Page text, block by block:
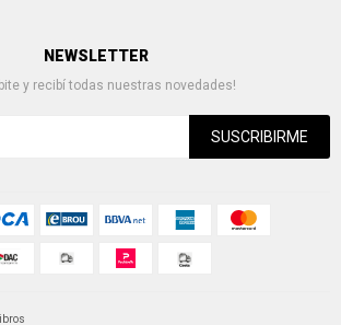
NEWSLETTER
y recibí todas nuestras novedades!
SUSCRIBIRME